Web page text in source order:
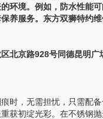
环境。例如，防水性能
养服务。东方双狮特约
京路928号同德昆明广
，无需担忧，只需配
获初绽光彩。在不锈钢